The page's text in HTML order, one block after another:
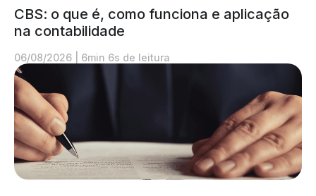
CBS: o que é, como funciona e aplicação
na contabilidade
06/08/2026 6min 6s de leitura